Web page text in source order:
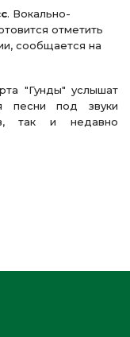
. Вокально-
отметить
сообщается на
"Гунды" услышат
песни под звуки
так и недавно